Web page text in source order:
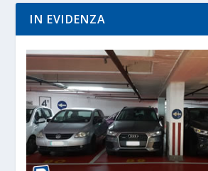
IN EVIDENZA